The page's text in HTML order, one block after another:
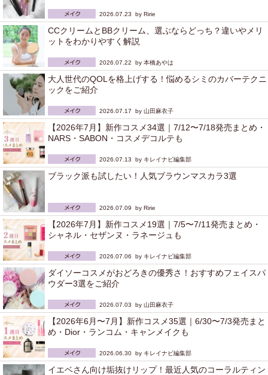
2026.07.23 by Ririe
CCクリームとBBクリーム、選ぶならどっち？違いやメリ
ットをわかりやすく解説
2026.07.22 by 本橋あやは
大人世代のQOLを格上げする！悩めるシミのカバーテクニ
ックをご紹介
2026.07.17 by 山田麻衣子
【2026年7月】新作コスメ34選｜7/12〜7/18発売まとめ・
NARS・SABON・コスメデコルテも
2026.07.13 by キレイナビ編集部
ブラック派も試したい！人気ブラウンマスカラ3選
2026.07.09 by Ririe
【2026年7月】新作コスメ19選｜7/5〜7/11発売まとめ・
シャネル・セザンヌ・ラネージュも
2026.07.06 by キレイナビ編集部
ダイソーコスメがおどろきの優秀さ！おすすめフェイスパ
ウダー3選をご紹介
2026.07.03 by 山田麻衣子
【2026年6月〜7月】新作コスメ35選｜6/30〜7/3発売まと
め・Dior・ランコム・キャンメイクも
2026.06.30 by キレイナビ編集部
イエベさん向け垢抜けリップ！最近人気のコーラルティン